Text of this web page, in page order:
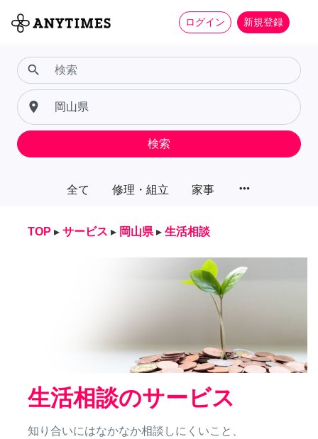
ログイン 新規登録
全て 修理・組立 家事 more_horiz
search
place
検索
TOP ▸ サービス ▸ 岡山県 ▸ 生活相談
生活相談のサービス
知り合いにはなかなか相談しにくいこと、